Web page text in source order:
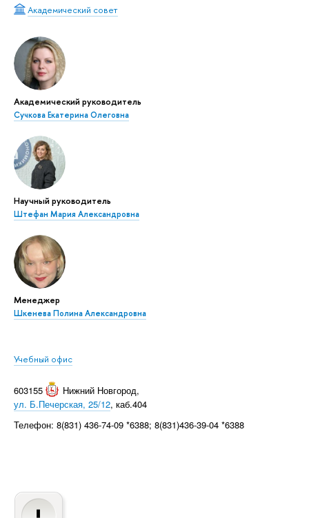
Академический совет
Академический руководитель
Сучкова Екатерина Олеговна
Научный руководитель
Штефан Мария Александровна
Менеджер
Шкенева Полина Александровна
Учебный офис
603155 Нижний Новгород,
ул. Б.Печерская, 25/12, каб.404
Телефон: 8(831) 436-74-09 *6388; 8(831)436-39-04 *6388